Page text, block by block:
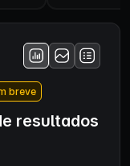
breve
resultados